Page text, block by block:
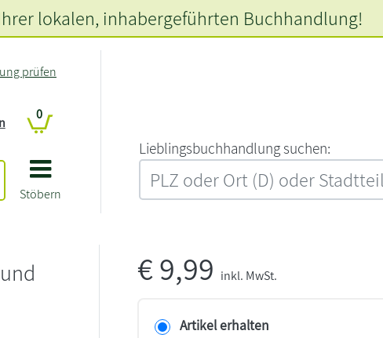
Stöbern
prüfen
0
L‍i‍e‍b‍l‍i‍n‍g‍s‍b‍u‍c‍h‍h‍a‍n‍d‍l‍u‍n‍g‍ ‍s‍u‍c‍h‍e‍n‍:‍
lokalen, inhabergeführten Buchhandlung!
€9,99 inkl. MwSt.
Artikel erhalten